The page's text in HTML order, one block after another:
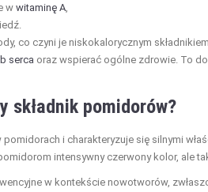
w witaminę A
co czyni je niskokalorycznym
serca oraz wspierać ogólne zdrowie. To
składnik pomidorów?
i charakteryzuje się silnymi
intensywny czerwony kolor, ale
w kontekście nowotworów,